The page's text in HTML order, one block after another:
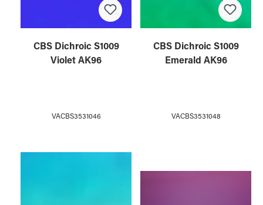
CBS Dichroic S1009
Violet AK96
VACBS3531046
CBS Dichroic S1009
Emerald AK96
VACBS3531048